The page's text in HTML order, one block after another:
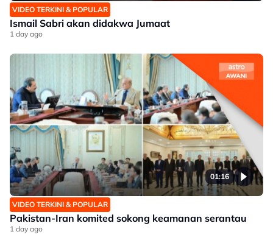
VIDEO TERKINI & POPULAR
Ismail Sabri akan didakwa Jumaat
1 day ago
01:16
VIDEO TERKINI & POPULAR
Pakistan-Iran komited sokong keamanan serantau
1 day ago